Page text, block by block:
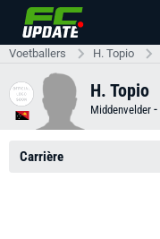
Voetballers H. Topio
H. Topio
Middenvelder -
Carrière